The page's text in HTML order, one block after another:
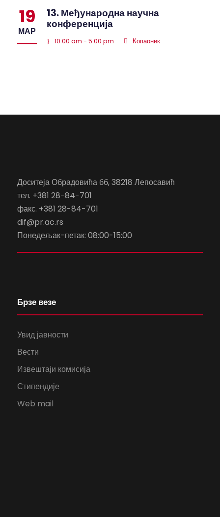
19
МАР
13. Међународна научна
конференција
10:00 am - 5:00 pm Копаоник
Доситеја Обрадовића бб, 38218 Лепосавић
тел. +381 28-84-701
факс. +381 28-84-701
dif@pr.ac.rs
Понедељак-петак: 08:00-15:00
Брзе везе
Увид јавности
Вести
Извештаји комисија
Стипендије
Web mail